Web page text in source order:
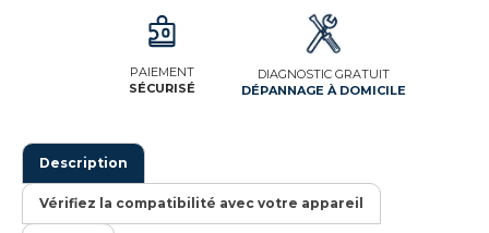
PAIEMENT
SÉCURISÉ
DIAGNOSTIC GRATUIT
DÉPANNAGE À DOMICILE
Description
Vérifiez la compatibilité avec votre appareil